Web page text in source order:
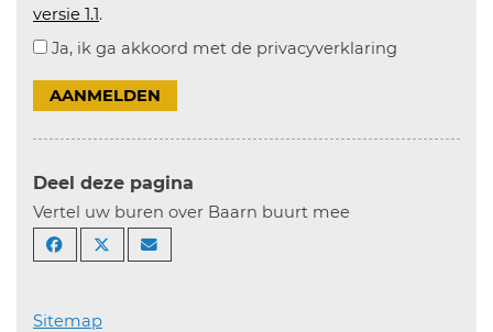
versie 1.1.
Ja, ik ga akkoord met de privacyverklaring
AANMELDEN
Deel deze pagina
Vertel uw buren over Baarn buurt mee
Sitemap